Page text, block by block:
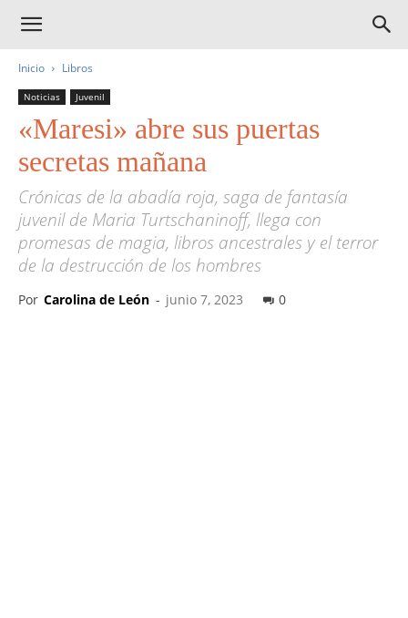
Inicio Libros
Noticias Juvenil
«Maresi» abre sus puertas
secretas mañana
Crónicas de la abadía roja, saga de fantasía
juvenil de Maria Turtschaninoff, llega con
promesas de magia, libros ancestrales y el terror
de la destrucción de los hombres
Por Carolina de León - junio 7, 2023 0